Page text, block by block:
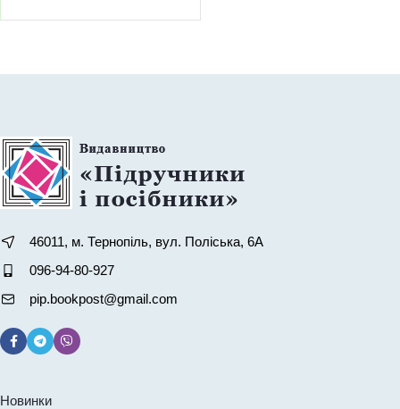
46011, м. Тернопіль, вул. Поліська, 6А
096-94-80-927
pip.bookpost@gmail.com
Новинки